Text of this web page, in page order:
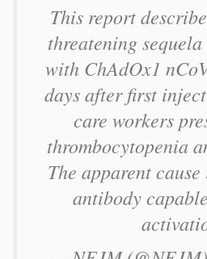
This report
threatening
with ChAdOx1
days after first
care workers
thrombocytopenia
The apparent
antibody